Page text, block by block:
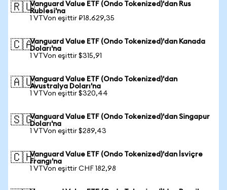
🇷🇺Vanguard Value ETF (Ondo Tokenized)'dan Rus
Rublesi'na
1 VTVon eşittir ₽18.629,35
🇨🇦Vanguard Value ETF (Ondo Tokenized)'dan Kanada
Doları'na
1 VTVon eşittir $315,91
🇦🇺Vanguard Value ETF (Ondo Tokenized)'dan
Avustralya Doları'na
1 VTVon eşittir $320,44
🇸🇬Vanguard Value ETF (Ondo Tokenized)'dan Singapur
Doları'na
1 VTVon eşittir $289,43
🇨🇭Vanguard Value ETF (Ondo Tokenized)'dan İsviçre
Frangı'na
1 VTVon eşittir CHF 182,98